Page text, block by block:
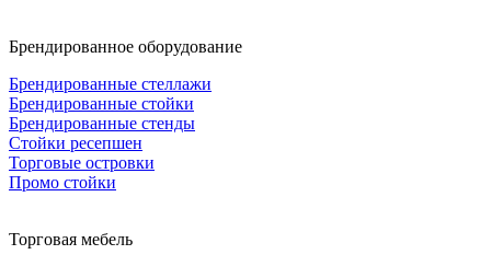
Брендированное оборудование
Брендированные стеллажи
Брендированные стойки
Брендированные стенды
Стойки ресепшен
Торговые островки
Промо стойки
Торговая мебель